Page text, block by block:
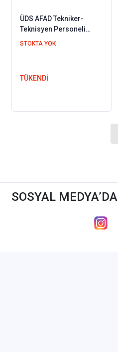
ÜDS AFAD Tekniker-
Teknisyen Personeli
Hazırlık Soru Bankası
STOKTA YOK
TÜKENDİ
SOSYAL MEDYA’DA